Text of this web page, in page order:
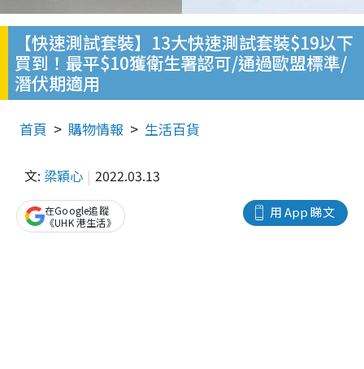
【快速測試套裝】13大快速測試套裝$19以下
買到！最平$10獲衛生署認可/通過歐盟標準/
潛伏期適用
首頁 購物情報 生活百貨
文: 梁穎心 2022.03.13
用 App 睇文
在Google追蹤
《UHK 港生活》